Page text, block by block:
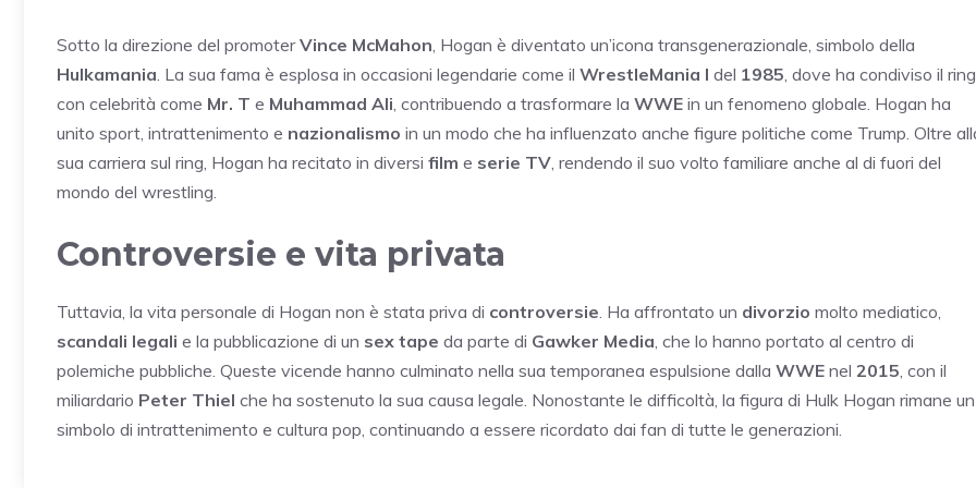
Sotto la direzione del promoterVince McMahon , Hogan è diventato un’icona transgenerazionale, simbolo della
Hulkamania . La sua fama è esplosa in occasioni legendarie come il WrestleMania I del 1985 , dove ha condiviso il ring
con celebrità come Mr. T e Muhammad Ali , contribuendo a trasformare la WWE in un fenomeno globale. Hogan ha
unito sport, intrattenimento e nazionalismo in un modo che ha influenzato anche figure politiche come Trump. Oltre
sua carriera sul ring, Hogan ha recitato in diversi film e serie TV , rendendo il suo volto familiare anche al di fuori del
mondo del wrestling.
Controversie e vita privata
Tuttavia, la vita personale di Hogan non è stata priva di controversie . Ha affrontato un divorzio molto mediatico,
scandali legali e la pubblicazione di un sex tape da parte di Gawker Media , che lo hanno portato al centro di
polemiche pubbliche. Queste vicende hanno culminato nella sua temporanea espulsione dalla WWE nel 2015 , con il
miliardario Peter Thiel che ha sostenuto la sua causa legale. Nonostante le difficoltà, la figura di Hulk Hogan rimane un
simbolo di intrattenimento e cultura pop, continuando a essere ricordato dai fan di tutte le generazioni.